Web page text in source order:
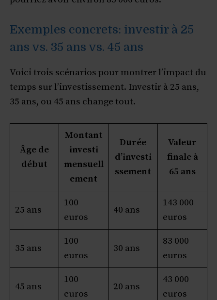
Exemples concrets: investir à 25
ans vs. 35 ans vs. 45 ans
Voici trois scénarios pour montrer l’impact du
temps sur l’investissement. Investir à 25 ans,
35 ans, ou 45 ans change tout.
Âge de
début
Montant
investi
mensuell
ement
Durée
d’investi
ssement
Valeur
finale à
65 ans
25 ans
100
euros
40 ans
143 000
euros
35 ans
100
euros
30 ans
83 000
euros
45 ans
100
euros
20 ans
43 000
euros